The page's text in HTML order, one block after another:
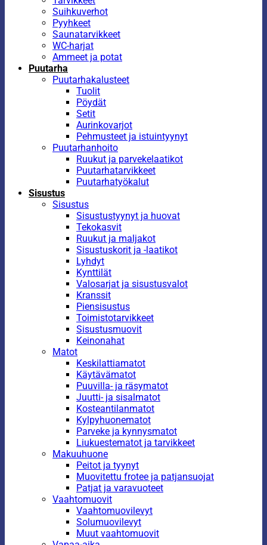
Suihkuverhot
Pyyhkeet
Saunatarvikkeet
WC-harjat
Ammeet ja potat
Puutarha
Puutarhakalusteet
Tuolit
Pöydät
Setit
Aurinkovarjot
Pehmusteet ja istuintyynyt
Puutarhanhoito
Ruukut ja parvekelaatikot
Puutarhatarvikkeet
Puutarhatyökalut
Sisustus
Sisustus
Sisustustyynyt ja huovat
Tekokasvit
Ruukut ja maljakot
Sisustuskorit ja -laatikot
Lyhdyt
Kynttilät
Valosarjat ja sisustusvalot
Kranssit
Piensisustus
Toimistotarvikkeet
Sisustusmuovit
Keinonahat
Matot
Keskilattiamatot
Käytävämatot
Puuvilla- ja räsymatot
Juutti- ja sisalmatot
Kosteantilanmatot
Kylpyhuonematot
Parveke ja kynnysmatot
Liukuestematot ja tarvikkeet
Makuuhuone
Peitot ja tyynyt
Muovitettu frotee ja patjansuojat
Patjat ja varavuoteet
Vaahtomuovit
Vaahtomuovilevyt
Solumuovilevyt
Muut vaahtomuovit